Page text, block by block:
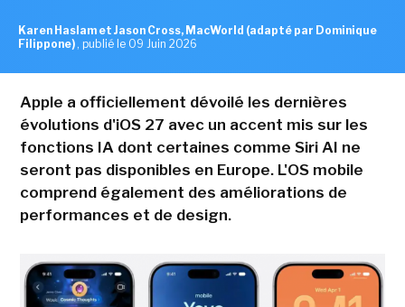
Karen Haslam et Jason Cross, MacWorld (adapté par Dominique
Filippone) , publié le 09 Juin 2026
Apple a officiellement dévoilé les dernières
évolutions d'iOS 27 avec un accent mis sur les
fonctions IA dont certaines comme Siri AI ne
seront pas disponibles en Europe. L'OS mobile
comprend également des améliorations de
performances et de design.